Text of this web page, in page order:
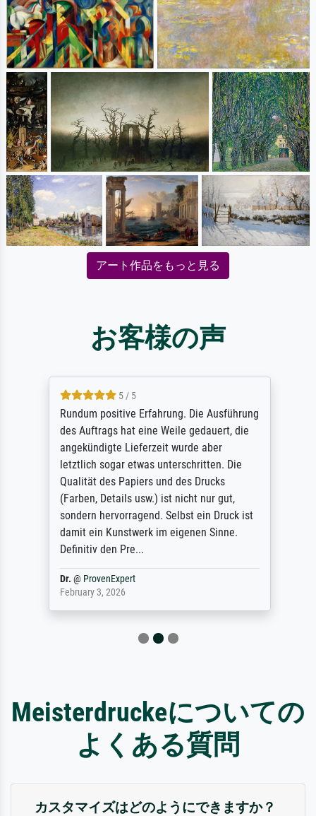
アート作品をもっと見る
お客様の声
5 / 5
Rundum positive Erfahrung. Die Ausführung
des Auftrags hat eine Weile gedauert, die
angekündigte Lieferzeit wurde aber
letztlich sogar etwas unterschritten. Die
Qualität des Papiers und des Drucks
(Farben, Details usw.) ist nicht nur gut,
sondern hervorragend. Selbst ein Druck ist
damit ein Kunstwerk im eigenen Sinne.
Definitiv den Pre...
Dr.@ ProvenExpert
February 3, 2026
Meisterdruckeについての
よくある質問
カスタマイズはどのようにできますか？